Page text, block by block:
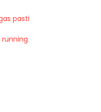
pasti